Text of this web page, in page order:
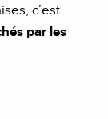
c’est
par les